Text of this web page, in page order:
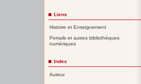
Liens
Histoire et Enseignement
Portails et autres bibliothèques
numériques
Index
Auteur